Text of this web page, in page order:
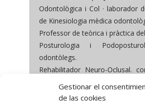
Gestionar el
de las cookies
Odontològica i Col · laborador
de Kinesiologia mèdica
Professor de teòrica i pràctica
Posturologia i
odontòlegs.
Rehabilitador Neuro-Oclusal.
V i VI Trobada Internacional de
i Podoposturología.